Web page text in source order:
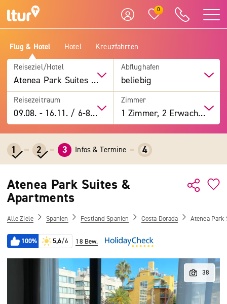
0
Flug & Hotel Hotel Kreuzfahrten
Reiseziel/Hotel
Atenea Park Suites & Apartments
Abflughafen
beliebig
Reisezeitraum
09.08. -16.11. / 6-8 Tage
Zimmer
1 Zimmer, 2 Erwachsene
1 2 3 Infos & Termine 4
Atenea Park Suites &
Apartments
Alle Ziele Spanien Festland Spanien Costa Dorada Atenea Park
100% 5,6/6 18 Bew.